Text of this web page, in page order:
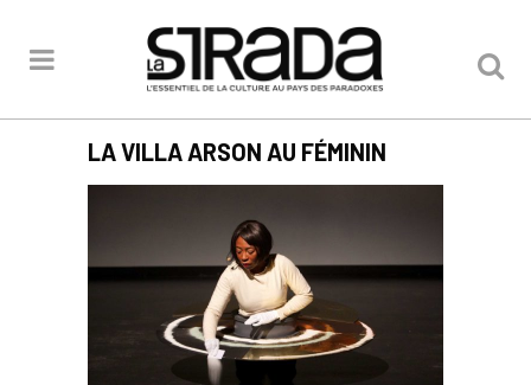
LA VILLA ARSON AU FÉMININ